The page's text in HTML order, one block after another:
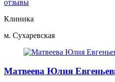
отзывы
Клиника
м. Сухаревская
Матвеева Юлия